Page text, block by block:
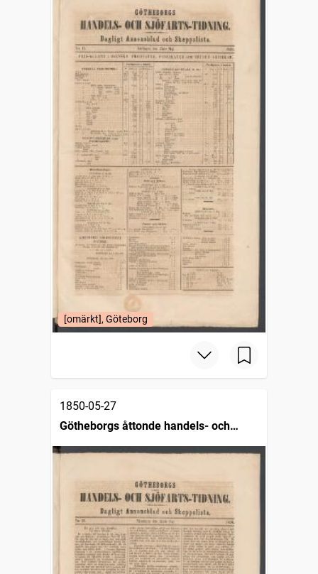
[omärkt], Göteborg
1850-05-27
Götheborgs åttonde handels- och
skeppslista